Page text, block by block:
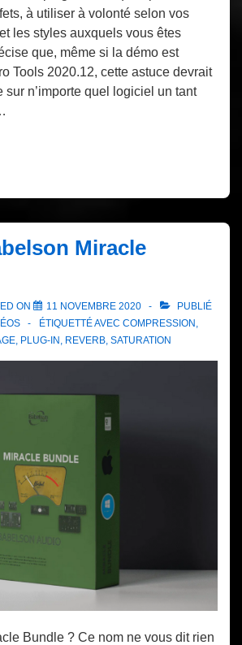
à utiliser à volonté selon vos
les styles auxquels vous êtes
que, même si la démo est
Tools 2020.12, cette astuce devrait
sur n’importe quel logiciel un tant
Miracle
ON 11 NOVEMBRE 2020
PUBLIÉ
ÉTIQUETTÉ AVEC COMPRESSION ,
, PLUG-IN , REVERB, SATURATION
Bundle ? Ce nom ne vous dit rien